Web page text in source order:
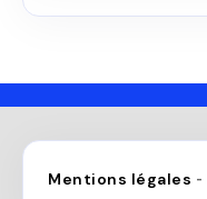
Mentions légales -